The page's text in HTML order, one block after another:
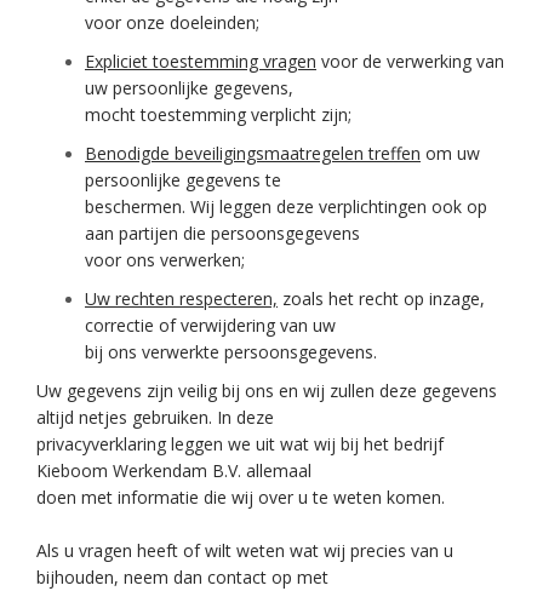
voor onze doeleinden;
Expliciet toestemming vragen voor de verwerking van
uw persoonlijke gegevens,
mocht toestemming verplicht zijn;
Benodigde beveiligingsmaatregelen treffen om uw
persoonlijke gegevens te
beschermen. Wij leggen deze verplichtingen ook op
aan partijen die persoonsgegevens
voor ons verwerken;
Uw rechten respecteren, zoals het recht op inzage,
correctie of verwijdering van uw
bij ons verwerkte persoonsgegevens.
Uw gegevens zijn veilig bij ons en wij zullen deze gegevens
altijd netjes gebruiken. In deze
privacyverklaring leggen we uit wat wij bij het bedrijf
Kieboom Werkendam B.V. allemaal
doen met informatie die wij over u te weten komen.
Als u vragen heeft of wilt weten wat wij precies van u
bijhouden, neem dan contact op met